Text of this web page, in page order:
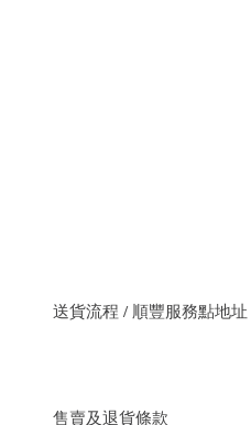
送貨流程 / 順豐服務點地址
售賣及退貨條款